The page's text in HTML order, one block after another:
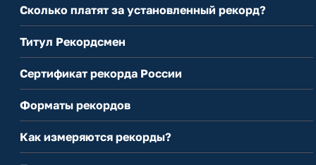
Сколько платят за установленный рекорд?
Титул Рекордсмен
Сертификат рекорда России
Форматы рекордов
Как измеряются рекорды?